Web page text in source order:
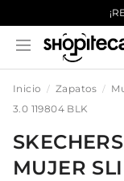
Inicio Zapatos
3.0 119804 BLK
SKECHERS
MUJER